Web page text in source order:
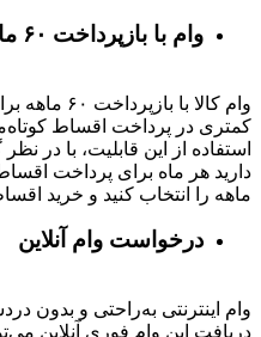
وام با بازپرداخت ۶۰ ماهه
وام کالا
کمتری در پرداخت اقساط
استفاده از این قابلیت، با در
ماهه را انتخاب کنید و خرید
درخواست وام آنلاین
وام اینترنتی به‌راحتی و بدون
دریافت این وام فوری آنلاین